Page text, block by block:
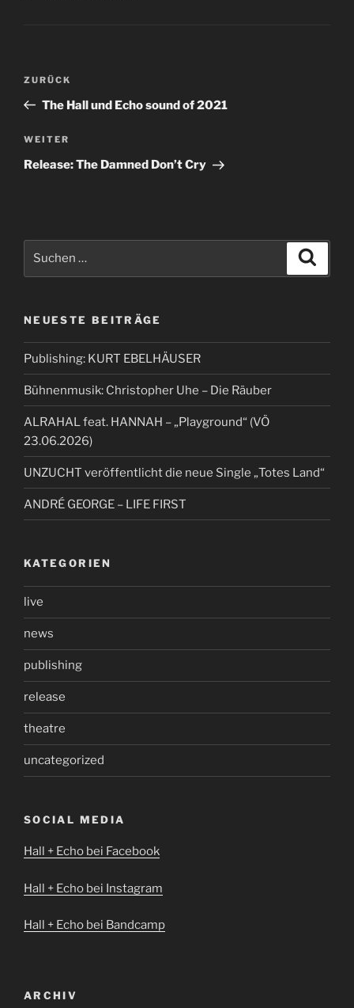
Beitragsnavigation
Vorheriger
Beitrag
ZURÜCK
The Hall und Echo sound of 2021
Nächster
Beitrag
WEITER
Release: The Damned Don’t Cry
NEUESTE BEITRÄGE
Publishing: KURT EBELHÄUSER
Bühnenmusik: Christopher Uhe – Die Räuber
ALRAHAL feat. HANNAH – „Playground“ (VÖ
23.06.2026)
UNZUCHT veröffentlicht die neue Single „Totes Land“
ANDRÉ GEORGE – LIFE FIRST
KATEGORIEN
live
news
publishing
release
theatre
uncategorized
SOCIAL MEDIA
Hall + Echo bei Facebook
Hall + Echo bei Instagram
Hall + Echo bei Bandcamp
ARCHIV